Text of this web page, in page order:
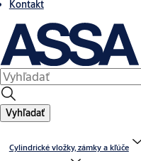
Kontakt
Vyhľadať
Cylindrické vložky, zámky a kľúče